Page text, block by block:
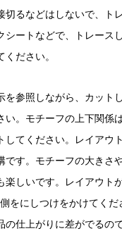
切るなどはしないで、ト
シートなどで、トレース
ださい。
を参照しながら、カット
い。モチーフの上下関係
してください。レイアウ
す。モチーフの大きさ
楽しいです。レイアウト
をにしつけをかけてくだ
の仕上がりに差がでるの